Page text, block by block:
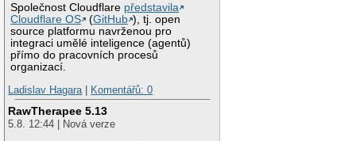
Společnost Cloudflare představila
Cloudflare OS
(GitHub ), tj. open
source platformu navrženou pro
integraci umělé inteligence (agentů)
přímo do pracovních procesů
organizací.
Ladislav Hagara| Komentářů: 0
RawTherapee 5.13
5.8. 12:44 | Nová verze